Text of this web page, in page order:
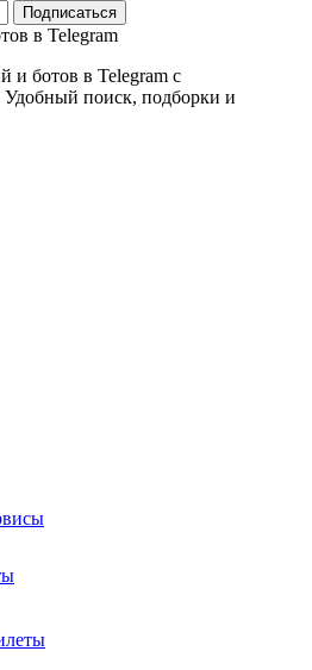
Подписаться
в Telegram
и ботов в Telegram с
поиск, подборки и